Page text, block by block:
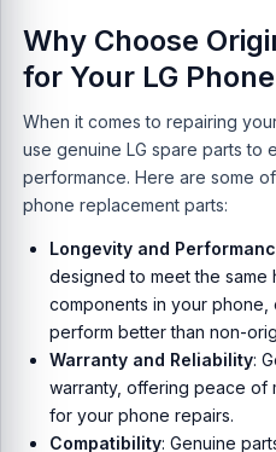
Why Choose
for Your LG
When it comes to repairing
use genuine LG spare parts to
performance. Here are some
phone replacement parts:
Longevity and
designed to meet the same
components in your phone,
perform better than non-
Warranty and Reliability:
warranty, offering peace of
for your phone repairs.
Compatibility: Genuine